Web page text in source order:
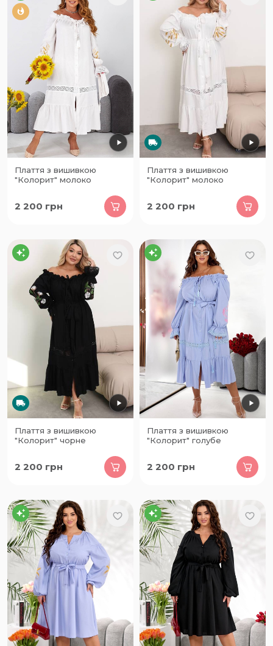
Плаття з вишивкою
"Колорит" молоко
2 200 грн
Плаття з вишивкою
"Колорит" молоко
2 200 грн
Плаття з вишивкою
"Колорит" чорне
2 200 грн
Плаття з вишивкою
"Колорит" голубе
2 200 грн